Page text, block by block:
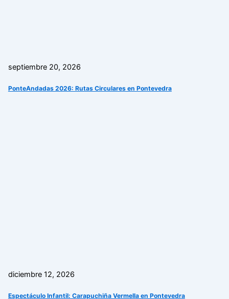
septiembre 20, 2026
PonteAndadas 2026: Rutas Circulares en Pontevedra
diciembre 12, 2026
Espectáculo Infantil: Carapuchiña Vermella en Pontevedra